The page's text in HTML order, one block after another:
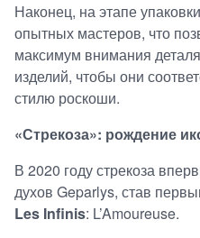
Наконец, на этапе
опытных мастеров, что
максимум внимания
изделий, чтобы они
стилю роскоши.
«Стрекоза»: рождение
В 2020 году стрекоза
духов Geparlys, став
Les Infinis: L’Amoureuse.